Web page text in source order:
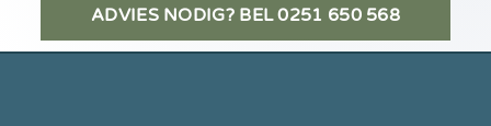
ADVIES NODIG? BEL 0251 650 568